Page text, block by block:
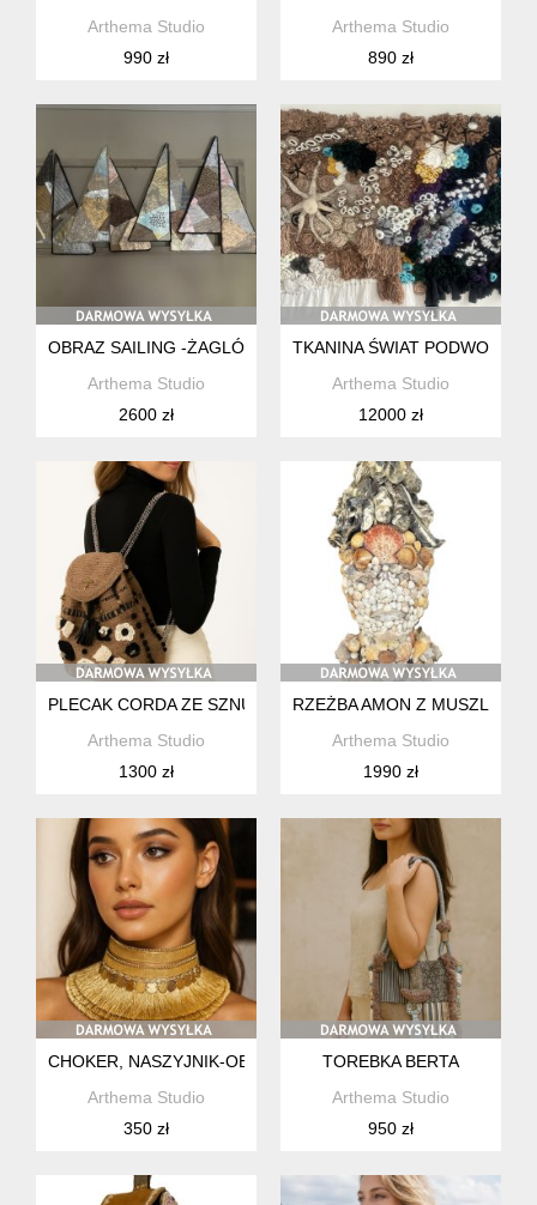
Arthema Studio
990 zł
Arthema Studio
890 zł
OBRAZ SAILING -ŻAGLÓWKI ZE SKÓR
Arthema Studio
2600 zł
TKANINA ŚWIAT PODWODNY
Arthema Studio
12000 zł
PLECAK CORDA ZE SZNURKA ZE ZŁOTYMI DETALAMI
Arthema Studio
1300 zł
RZEŻBA AMON Z MUSZLI
Arthema Studio
1990 zł
CHOKER, NASZYJNIK-OBROŻA ZŁOTA AURORA
Arthema Studio
350 zł
TOREBKA BERTA
Arthema Studio
950 zł